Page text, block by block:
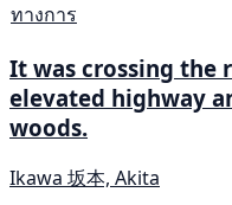
ทางการ
It was crossing the
elevated highway
woods.
Ikawa 坂本, Akita